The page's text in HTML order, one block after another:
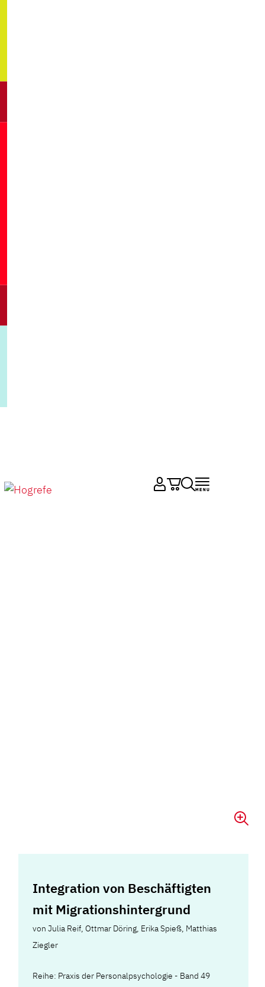
Integration von Beschäftigten
mit Migrationshintergrund
vonJulia Reif,Ottmar Döring, Erika Spieß, Matthias
Ziegler
Reihe: Praxis der Personalpsychologie - Band 49